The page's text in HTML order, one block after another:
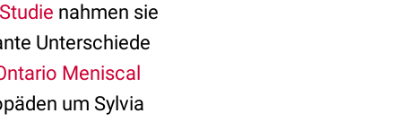
nahmen sie
Unterschiede
Meniscal
um Sylvia